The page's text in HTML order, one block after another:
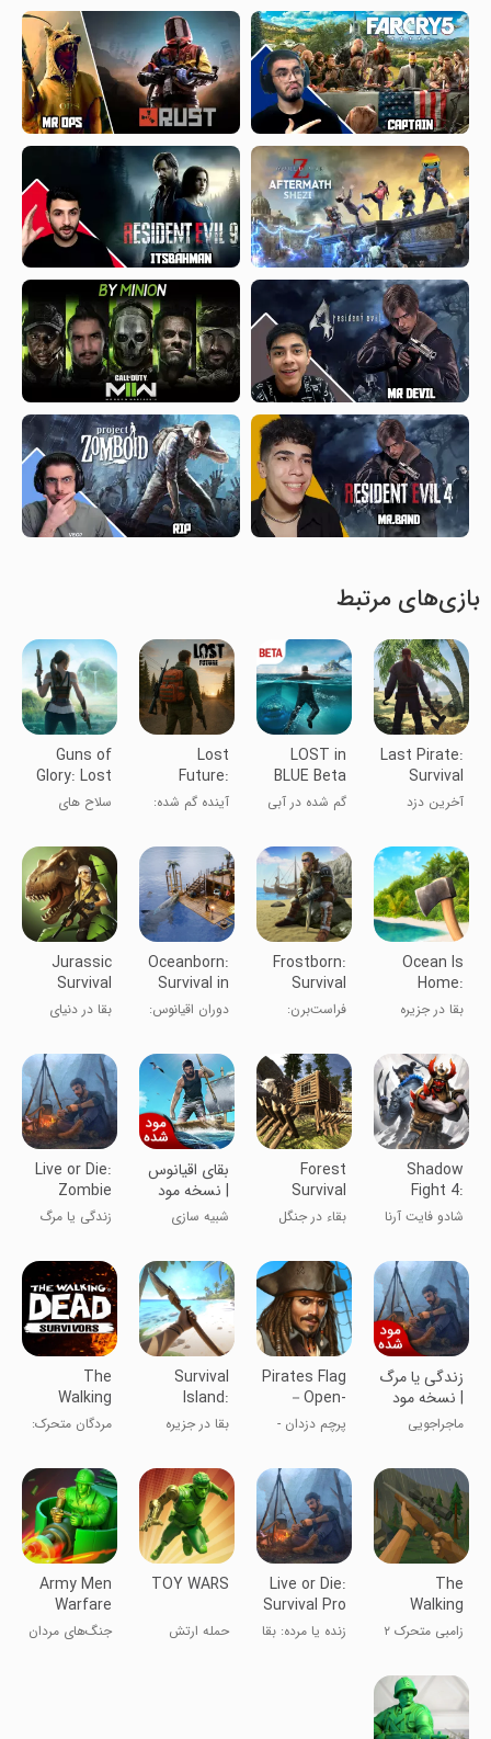
بازی‌های مرتبط
Last Pirate:
Survival
Island
آخرین دزد
LOST in
BLUE Beta
گم شده در آبی
Lost
Future:
Zombie
Survival
آینده گم شده:
زامبی‌ها
Guns of
Glory: Lost
Island
سلاح های
Ocean Is
Home:
Survival
Island
بقا در جزیره
Frostborn:
Survival
RPG
فراست‌برن:
Oceanborn:
Survival in
Ocean
دوران اقیانوس:
Jurassic
Survival
بقا در دنیای
Shadow
Fight 4:
Arena
شادو فایت آرنا
Forest
Survival
بقاء در جنگل
بقای اقیانوس
| نسخه مود
شده
شبیه سازی
Live or Die:
Zombie
Survival
زندگی یا مرگ
زندگی یا مرگ
| نسخه مود
شده
ماجراجویی
Pirates Flag
－Open-
world RPG
پرچم دزدان -
Survival
Island:
Survivor
بقا در جزیره
The
Walking
Dead:
Survivors
مردگان متحرک:
The
Walking
Zombie 2:
Shooter
زامبی متحرک ۲
Live or Die:
Survival Pro
زنده یا مرده: بقا
TOY WARS
حمله ارتش
Army Men
Warfare
جنگ‌های مردان